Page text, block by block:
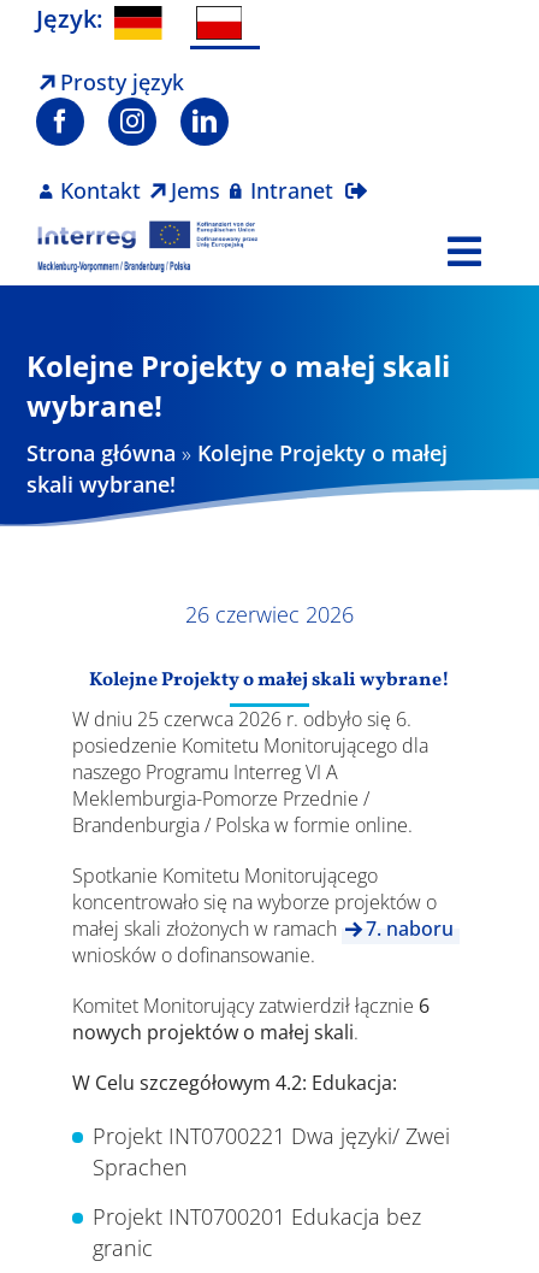
Skip
content
Język:
Prosty język
Kontakt Jems Intranet
Projekty
Aktualności
Kolejne Projekty o małej skali
wybrane!
Strona główna » Kolejne Projekty o małej
skali wybrane!
26 czerwiec 2026
Kolejne Projekty o małej skali wybrane!
W dniu 25 czerwca 2026 r. odbyło się 6.
posiedzenie Komitetu Monitorującego dla
naszego Programu Interreg VI A
Meklemburgia-Pomorze Przednie /
Brandenburgia / Polska w formie online.
Spotkanie Komitetu Monitorującego
koncentrowało się na wyborze projektów o
małej skali złożonych w ramach
7. naboru
wniosków o dofinansowanie.
Komitet Monitorujący zatwierdził łącznie 6
nowych projektów o małej skali.
W Celu szczegółowym 4.2: Edukacja:
Projekt INT0700221 Dwa języki/ Zwei
Sprachen
Projekt INT0700201 Edukacja bez
granic